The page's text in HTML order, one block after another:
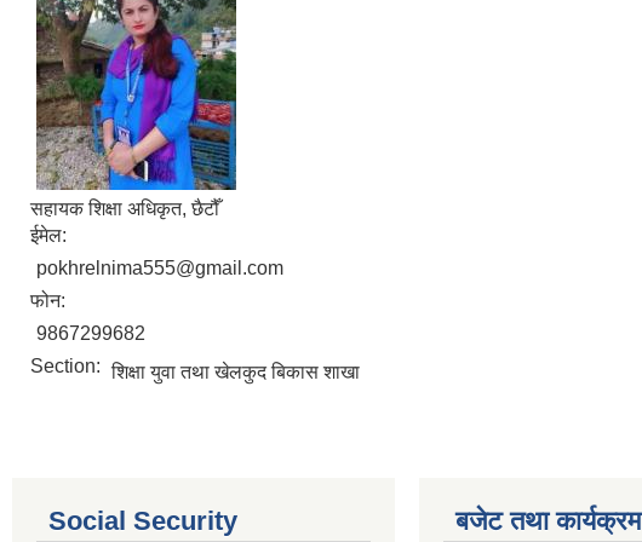
सहायक शिक्षा अधिकृत, छैटौँ
ईमेल:
pokhrelnima555@gmail.com
फोन:
9867299682
Section: शिक्षा युवा तथा खेलकुद बिकास शाखा
Social Security बजेट तथा कार्यक्रम